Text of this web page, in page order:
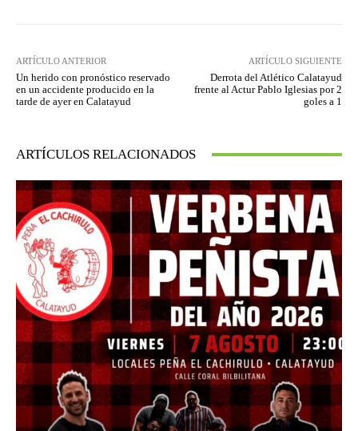
ARTÍCULO ANTERIOR
Un herido con pronóstico reservado
en un accidente producido en la
tarde de ayer en Calatayud
ARTÍCULO SIGUIENTE
Derrota del Atlético Calatayud
frente al Actur Pablo Iglesias por 2
goles a 1
ARTÍCULOS RELACIONADOS